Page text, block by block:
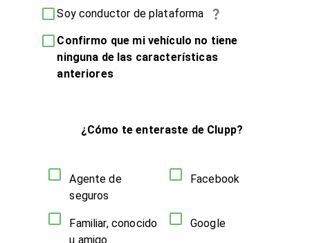
Soy conductor de plataforma
Confirmo que mi vehículo no tiene
ninguna de las características
anteriores
¿Cómo te enteraste de Clupp?
Agente de
seguros
Facebook
Familiar, conocido
u amigo
Google